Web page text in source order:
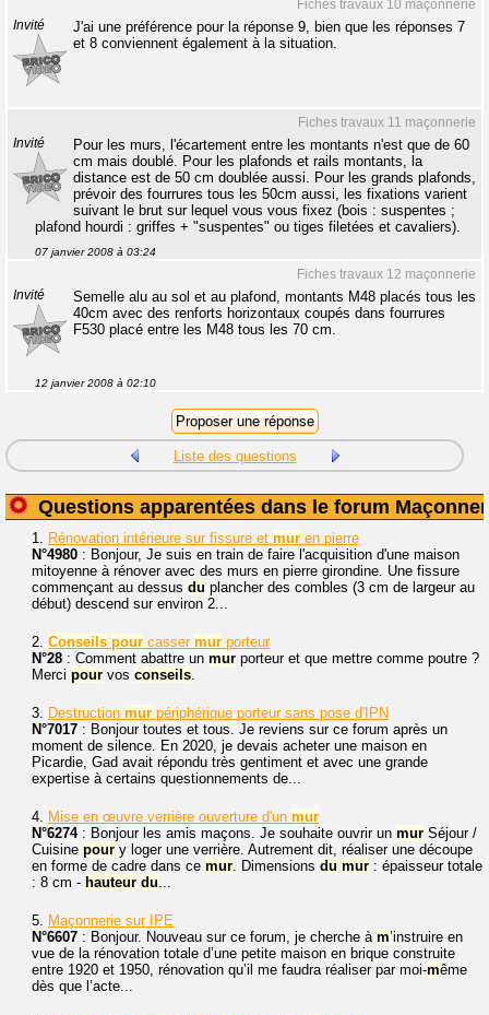
Fiches travaux 10 maçonnerie
Invité
J'ai une préférence pour la réponse 9, bien que les réponses 7
et 8 conviennent également à la situation.
Fiches travaux 11 maçonnerie
Invité
Pour les murs, l'écartement entre les montants n'est que de 60
cm mais doublé. Pour les plafonds et rails montants, la
distance est de 50 cm doublée aussi. Pour les grands plafonds,
prévoir des fourrures tous les 50cm aussi, les fixations varient
suivant le brut sur lequel vous vous fixez (bois : suspentes ;
plafond hourdi : griffes + "suspentes" ou tiges filetées et cavaliers).
07 janvier 2008 à 03:24
Fiches travaux 12 maçonnerie
Invité
Semelle alu au sol et au plafond, montants M48 placés tous les
40cm avec des renforts horizontaux coupés dans fourrures
F530 placé entre les M48 tous les 70 cm.
12 janvier 2008 à 02:10
Liste des questions
Questions apparentées dans le forum
1. Rénovation intérieure sur fissure et mur en pierre
N°4980 : Bonjour, Je suis en train de faire l'acquisition d'une maison
mitoyenne à rénover avec des murs en pierre girondine. Une fissure
commençant au dessus du plancher des combles (3 cm de largeur au
début) descend sur environ 2...
2. Conseils pour casser mur porteur
N°28 : Comment abattre un mur porteur et que mettre comme poutre ?
Merci pour vos conseils.
3. Destruction mur périphérique porteur sans pose d'IPN
N°7017 : Bonjour toutes et tous. Je reviens sur ce forum après un
moment de silence. En 2020, je devais acheter une maison en
Picardie, Gad avait répondu très gentiment et avec une grande
expertise à certains questionnements de...
4. Mise en œuvre verrière ouverture d'un mur
N°6274: Bonjour les amis maçons. Je souhaite ouvrir un mur Séjour /
Cuisine pour y loger une verrière. Autrement dit, réaliser une découpe
en forme de cadre dans ce mur. Dimensions du mur : épaisseur totale
: 8 cm - hauteur du...
5. Maçonnerie sur IPE
N°6607 : Bonjour. Nouveau sur ce forum, je cherche à m’instruire en
vue de la rénovation totale d’une petite maison en brique construite
entre 1920 et 1950, rénovation qu’il me faudra réaliser par moi-même
dès que l’acte...